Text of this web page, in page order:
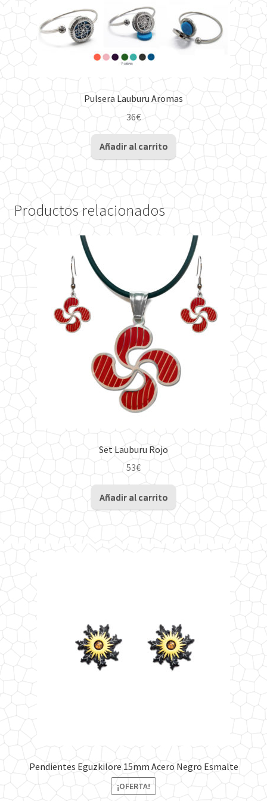
Pulsera Lauburu Aromas
36€
Añadir al carrito
Productos relacionados
Set Lauburu Rojo
53€
Añadir al carrito
Pendientes Eguzkilore 15mm Acero Negro Esmalte
¡OFERTA!